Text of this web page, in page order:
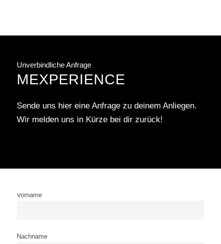
Unverbindliche Anfrage
MEXPERIENCE
Sende uns hier eine Anfrage zu deinem Anliegen.
Wir melden uns in Kürze bei dir zurück!
Vorname
Nachname